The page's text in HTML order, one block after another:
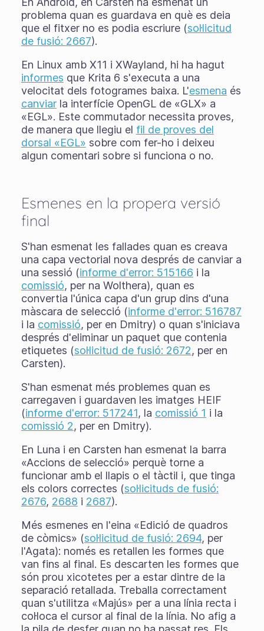
problema quan es guardava en què es deia
que el fitxer no es podia escriure (sol·licitud
de fusió: 2667).
En Linux amb X11 i XWayland, hi ha hagut
informes que Krita 6 s'executa a una
velocitat dels fotogrames baixa. L'esmena és
canviarla interfície OpenGL de «GLX» a
«EGL». Este commutador necessita proves,
de manera que llegiu el fil de proves del
dorsal «EGL» sobre com fer-ho i deixeu
algun comentari sobre si funciona o no.
Esmenes en la propera versió
final
S'han esmenat les fallades quan es creava
una capa vectorial nova després de canviar a
una sessió (informe d'error: 515166 i la
comissió, per na Wolthera), quan es
convertia l'única capa d'un grup dins d'una
màscara de selecció (informe d'error: 516787
i la comissió, per en Dmitry) o quan s'iniciava
després d'eliminar un paquet que contenia
etiquetes (sol·licitud de fusió: 2672, per en
Carsten).
S'han esmenat més problemes quan es
carregaven i guardaven les imatges HEIF
(informe d'error: 517241, la comissió 1 i la
comissió 2, per en Dmitry).
En Luna i en Carsten han esmenat la barra
«Accions de selecció» perquè torne a
funcionar amb el llapis o el tàctil i, que tinga
els colors correctes (sol·licituds de fusió:
2676, 2688 i 2687).
Més esmenes en l'eina «Edició de quadros
de còmics» (sol·licitud de fusió: 2694, per
l'Agata): només es retallen les formes que
van fins al final. Es descarten les formes que
són prou xicotetes per a estar dintre de la
separació retallada. Treballa correctament
quan s'utilitza «Majús» per a una línia recta i
col·loca el cursor al final de la línia. No afig a